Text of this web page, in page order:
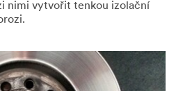
nimi vytvořit tenkou izolační